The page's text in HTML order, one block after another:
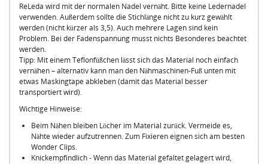
ReLeda wird mit der normalen Nadel vernäht. Bitte keine Ledernadel
verwenden. Außerdem sollte die Stichlänge nicht zu kurz gewählt
werden (nicht kürzer als 3,5). Auch mehrere Lagen sind kein
Problem. Bei der Fadenspannung musst nichts Besonderes beachtet
werden.
Tipp: Mit einem Teflonfüßchen lässt sich das Material noch einfach
vernähen – alternativ kann man den Nähmaschinen-Fuß unten mit
etwas Maskingtape abkleben (damit das Material besser
transportiert wird).
Wichtige Hinweise:
Beim Nähen bleiben Löcher im Material zurück. Vermeide es,
Nähte wieder aufzutrennen. Zum Fixieren eignen sich am besten
Wonder Clips.
Knickempfindlich - Wenn das Material gefaltet gelagert wird,